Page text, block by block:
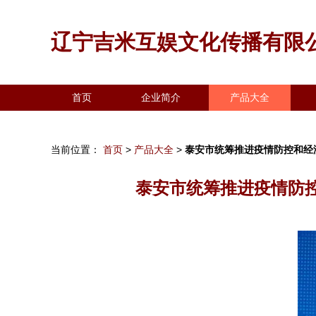
辽宁吉米互娱文化传播有限
首页 企业简介 产品大全
当前位置： 首页 > 产品大全 > 泰安市统筹推进疫情防控和
泰安市统筹推进疫情防